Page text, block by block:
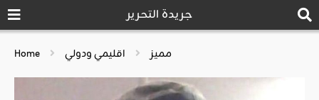
جريدة التحرير
Home مميز اقليمي ودولي